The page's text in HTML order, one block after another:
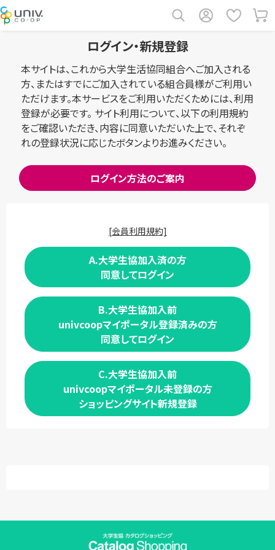
ログイン・新規登録
本サイトは、これから大学生活協同組合へご加入される
方、またはすでにご加入されている組合員様がご利用い
ただけます。本サービスをご利用いただくためには、利用
登録が必要です。 サイト利用について、以下の利用規約
をご確認いただき、内容に同意いただいた上で、それぞ
れの登録状況に応じたボタンよりお進みください。
ログイン方法のご案内
[会員利用規約]
A.大学生協加入済の方
同意してログイン
B.大学生協加入前
univcoopマイポータル登録済みの方
同意してログイン
C.大学生協加入前
univcoopマイポータル未登録の方
ショッピングサイト新規登録